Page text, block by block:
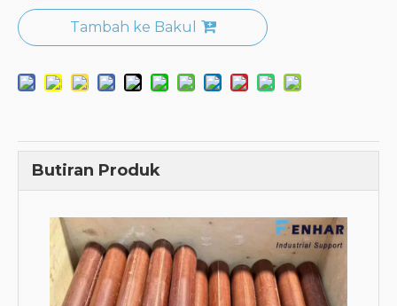
Tambah ke Bakul
Butiran Produk